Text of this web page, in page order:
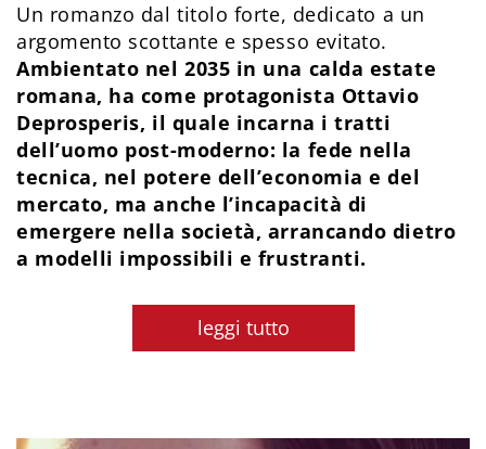
Un romanzo dal titolo forte, dedicato a un
argomento scottante e spesso evitato.
Ambientato nel 2035 in una calda estate
romana, ha come protagonista Ottavio
Deprosperis, il quale incarna i tratti
dell’uomo post-moderno: la fede nella
tecnica, nel potere dell’economia e del
mercato, ma anche l’incapacità di
emergere nella società, arrancando dietro
a modelli impossibili e frustranti.
leggi tutto